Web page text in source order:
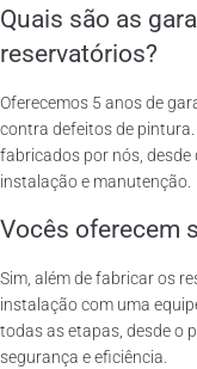
Quais são as
reservatórios?
Oferecemos 5 anos de
contra defeitos de
fabricados por nós,
instalação e manutenção.
Vocês oferecem
Sim, além de fabricar os
instalação com uma
todas as etapas, desde o
segurança e eficiência.